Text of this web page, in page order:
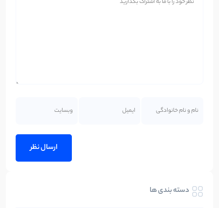
دسته بندی ها